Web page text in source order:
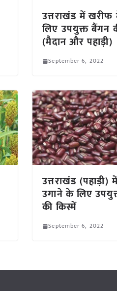
उत्तराखंड में
लिए उपयुक्त बैंगन
(मैदान और पहाड़ी)
September 6, 2022
उत्तराखंड
उगाने के लिए
की किस्में
September 6, 2022